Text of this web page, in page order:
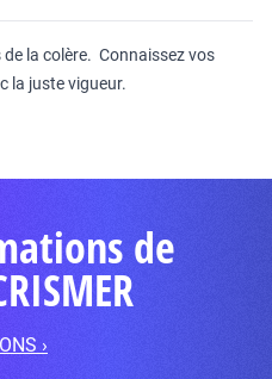
la colère. Connaissez vos
la juste vigueur.
de
›